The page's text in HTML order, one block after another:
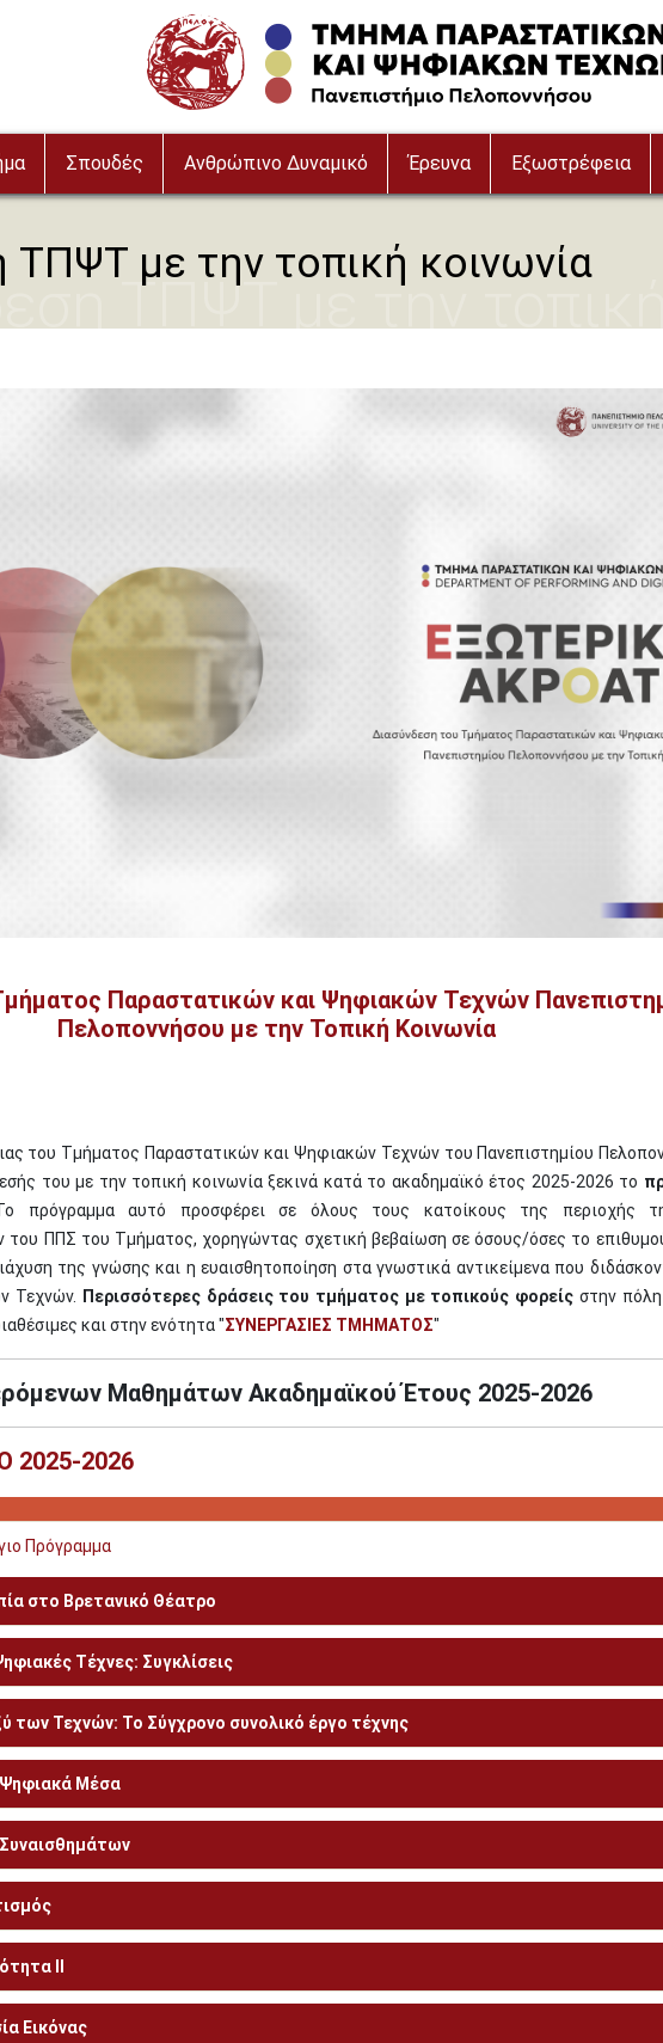
Image
Σπουδές Ανθρώπινο Δυναμικό Έρευνα Εξωστρέφεια
ΤΠΨΤ με την τοπική κοινωνία
ΤΠΨΤ με την τοπική
Παραστατικών και Ψηφιακών Τεχνών
Πελοποννήσου με την Τοπική Κοινωνία
του Τμήματος Παραστατικών και Ψηφιακών Τεχνών του Πανεπιστημίου
του με την τοπική κοινωνία ξεκινά κατά το ακαδημαϊκό έτος 2025-2026 το
πρόγραμμα αυτό προσφέρει σε όλους τους κατοίκους της περιοχής
ΠΠΣ του Τμήματος, χορηγώντας σχετική βεβαίωση σε όσους/όσες το
της γνώσης και η ευαισθητοποίηση στα γνωστικά αντικείμενα που
Τεχνών. Περισσότερες δράσεις του τμήματος με τοπικούς φορείς στην
και στην ενότητα "ΣΥΝΕΡΓΑΣΙΕΣ ΤΜΗΜΑΤΟΣ"
Μαθημάτων Ακαδημαϊκού Έτους 2025-2026
2025-2026
Πρόγραμμα
στο Βρετανικό Θέατρο
Τέχνες: Συγκλίσεις
των Τεχνών: Το Σύγχρονο συνολικό έργο τέχνης
Ψηφιακά Μέσα
ΙΙ
Εικόνας